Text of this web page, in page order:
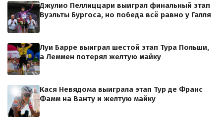
Джулио Пеллиццари выиграл финальный этап
Вуэльты Бургоса, но победа всё равно у Галля
Луи Барре выиграл шестой этап Тура Польши,
а Леммен потерял желтую майку
Кася Невядома выиграла этап Тур де Франс
Фамм на Ванту и желтую майку